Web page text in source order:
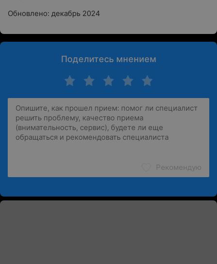
Обновлено: декабрь 2024
Поделитесь мнением
Рекомендую